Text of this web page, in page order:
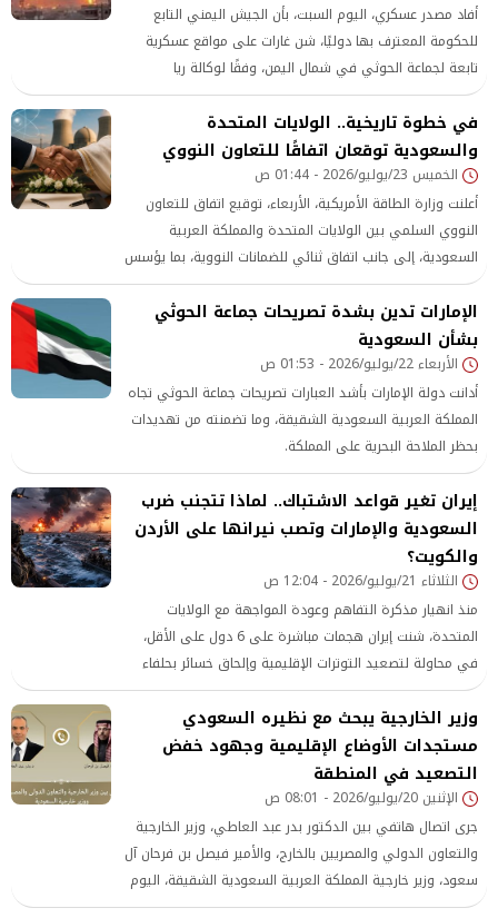
أفاد مصدر عسكري، اليوم السبت، بأن الجيش اليمني التابع
للحكومة المعترف بها دوليًا، شن غارات على مواقع عسكرية
تابعة لجماعة الحوثي في شمال اليمن، وفقًا لوكالة ريا
نوفوستي.
في خطوة تاريخية.. الولايات المتحدة
والسعودية توقعان اتفاقًا للتعاون النووي
الخميس 23/يوليو/2026 - 01:44 ص
أعلنت وزارة الطاقة الأمريكية، الأربعاء، توقيع اتفاق للتعاون
النووي السلمي بين الولايات المتحدة والمملكة العربية
السعودية، إلى جانب اتفاق ثنائي للضمانات النووية، بما يؤسس
لشراكة تمتد لعقود وتقدر قيمتها بمليارات الدولارات في قطاع
الطاقة النووية المدنية.
الإمارات تدين بشدة تصريحات جماعة الحوثي
بشأن السعودية
الأربعاء 22/يوليو/2026 - 01:53 ص
أدانت دولة الإمارات بأشد العبارات تصريحات جماعة الحوثي تجاه
المملكة العربية السعودية الشقيقة، وما تضمنته من تهديدات
بحظر الملاحة البحرية على المملكة.
إيران تغير قواعد الاشتباك.. لماذا تتجنب ضرب
السعودية والإمارات وتصب نيرانها على الأردن
والكويت؟
الثلاثاء 21/يوليو/2026 - 12:04 ص
منذ انهيار مذكرة التفاهم وعودة المواجهة مع الولايات
المتحدة، شنت إيران هجمات مباشرة على 6 دول على الأقل،
في محاولة لتصعيد التوترات الإقليمية وإلحاق خسائر بحلفاء
واشنطن والقوات الأمريكية المنتشرة في المنطقة، إلا أن
طهران تجنبت، حتى الآن،
وزير الخارجية يبحث مع نظيره السعودي
مستجدات الأوضاع الإقليمية وجهود خفض
التصعيد في المنطقة
الإثنين 20/يوليو/2026 - 08:01 ص
جرى اتصال هاتفي بين الدكتور بدر عبد العاطي، وزير الخارجية
والتعاون الدولي والمصريين بالخارج، والأمير فيصل بن فرحان آل
سعود، وزير خارجية المملكة العربية السعودية الشقيقة، اليوم
الأحد، في إطار متابعة مستجدات الأوضاع الإقليمية وجهود